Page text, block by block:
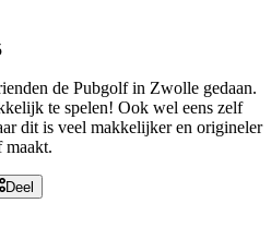
de Pubgolf in Zwolle gedaan.
te spelen! Ook wel eens zelf
dit is veel makkelijker en origineler
maakt.
Deel